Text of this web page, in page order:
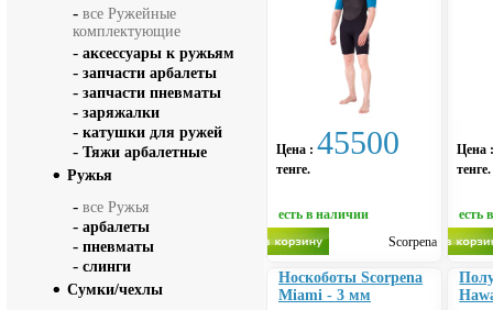
Цена : 45500
тенге.
есть в наличии
Scorpena
Цена
тенге.
есть
Носкоботы Scorpena
Miami - 3 мм
- все Ружейные
комплектующие
- аксессуары к ружьям
- запчасти арбалеты
- запчасти пневматы
- заряжалки
- катушки для ружей
- Тяжи арбалетные
Ружья
- все Ружья
- арбалеты
- пневматы
- слинги
Сумки/чехлы